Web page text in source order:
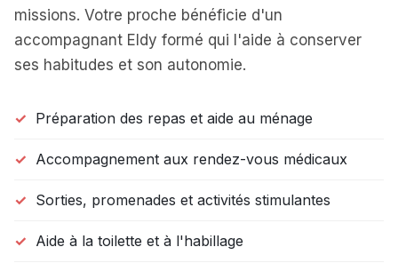
missions. Votre proche bénéficie d'un
accompagnant Eldy formé qui l'aide à conserver
ses habitudes et son autonomie.
Préparation des repas et aide au ménage
Accompagnement aux rendez-vous médicaux
Sorties, promenades et activités stimulantes
Aide à la toilette et à l'habillage